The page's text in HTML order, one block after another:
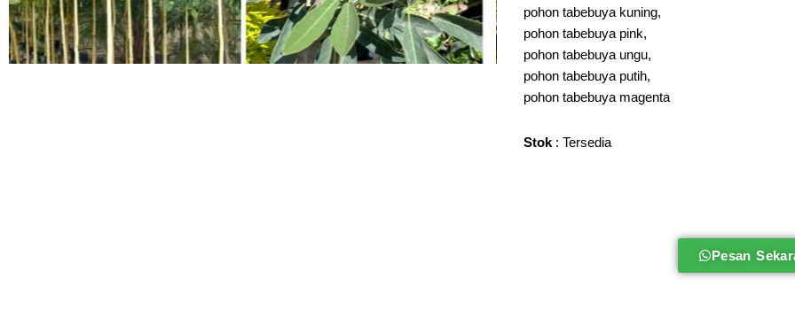
pohon tabebuya kuning,
pohon tabebuya pink,
pohon tabebuya ungu,
pohon tabebuya putih,
pohon tabebuya magenta
Stok : Tersedia
Pesan